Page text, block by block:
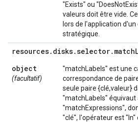
"Exists" ou
valeurs doit être vide.
lors de l'application
stratégique.
resources. disks.selector. match
object
(facultatif)
"matchLabels" est une
correspondance de
seule paire {clé,valeur}
"matchLabels" équivaut
"matchExpressions",
"clé", l'opérateur est "In"